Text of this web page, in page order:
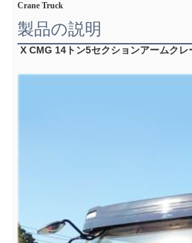
Crane Truck
製品の説明
X CMG 14トン5セクションアームクレ